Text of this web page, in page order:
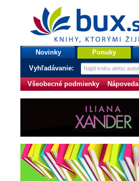
bux.sk
knihy, ktorými žijete
Úvodná stránka
Novinky Ponuky
Vyhľadávanie:
Všeobecné podmienky Nápoveda